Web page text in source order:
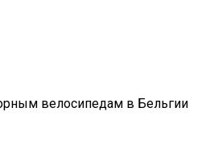
велосипедам в Бельгии